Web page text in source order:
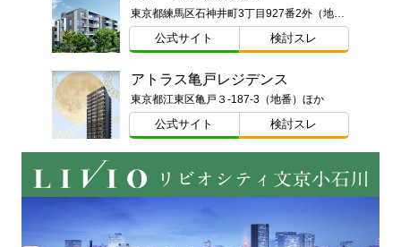
東京都練馬区石神井町3丁目927番2外（地番）
公式サイト 検討スレ
アトラス亀戸レジデンス
東京都江東区亀戸３-187-3（地番）ほか
公式サイト 検討スレ